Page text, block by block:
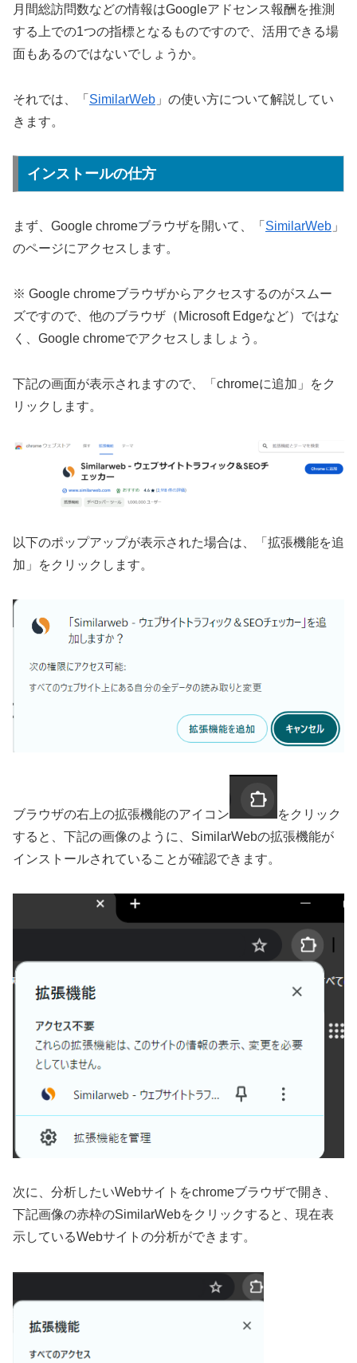
月間総訪問数などの情報はGoogleアドセンス報酬を推測
する上での1つの指標となるものですので、活用できる場
面もあるのではないでしょうか。
それでは、「 SimilarWeb 」の使い方について解説してい
きます。
インストールの仕方
まず、Google chromeブラウザを開いて、「 SimilarWeb 」
のページにアクセスします。
※ Google chromeブラウザからアクセスするのがスムー
ズですので、他のブラウザ（Microsoft Edgeなど）ではな
く、Google chromeでアクセスしましょう。
下記の画面が表示されますので、「chromeに追加」をク
リックします。
以下のポップアップが表示された場合は、「拡張機能を追
加」をクリックします。
ブラウザの右上の拡張機能のアイコン
をクリック
すると、下記の画像のように、SimilarWebの拡張機能が
インストールされていることが確認できます。
次に、分析したいWebサイトをchromeブラウザで開き、
下記画像の赤枠のSimilarWebをクリックすると、現在表
示しているWebサイトの分析ができます。